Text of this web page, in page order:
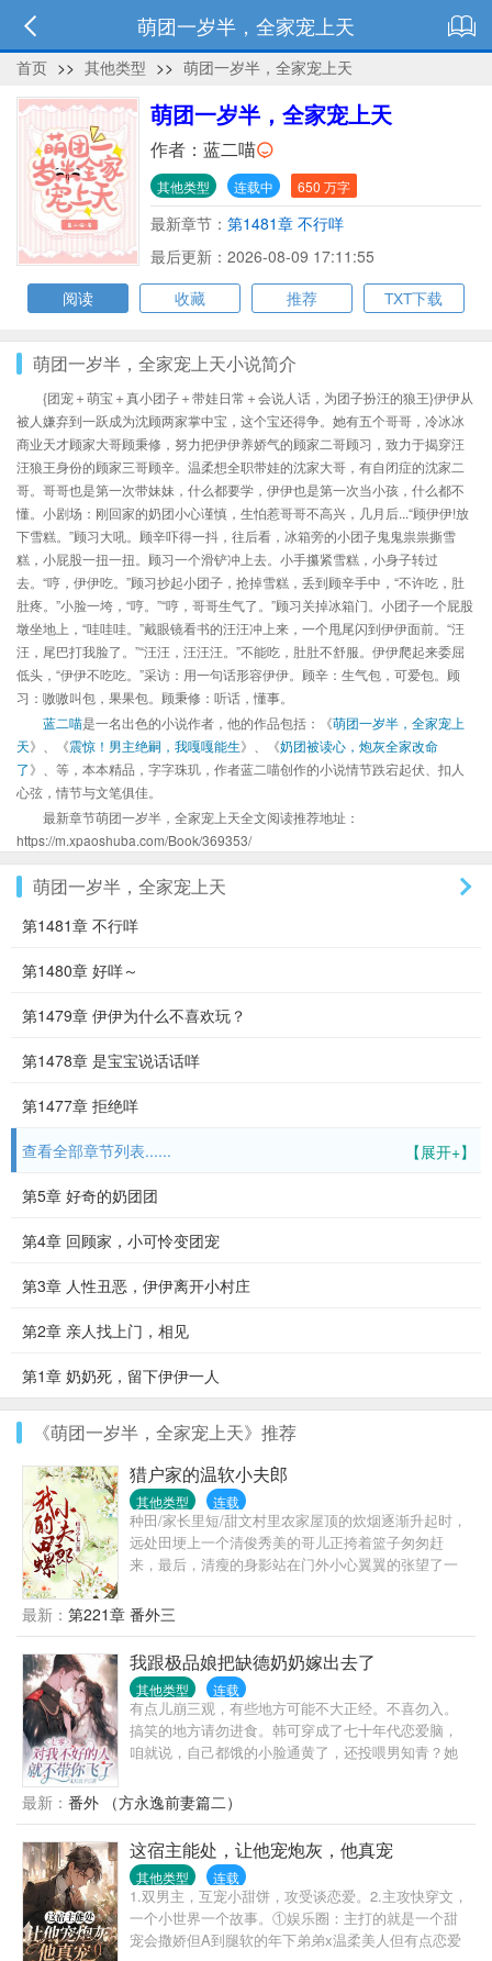
萌团一岁半，全家宠上天
首页 >> 其他类型 >> 萌团一岁半，全家宠上天
萌团一岁半，全家宠上天
作者： 蓝二喵
其他类型 连载中 650 万字
最新章节： 第1481章 不行咩
最后更新：2026-08-09 17:11:55
阅读
收藏 推荐 TXT下载
萌团一岁半，全家宠上天小说简介
{团宠＋萌宝＋真小团子＋带娃日常＋会说人话，为团子扮汪的狼王}伊伊从
被人嫌弃到一跃成为沈顾两家掌中宝，这个宝还得争。她有五个哥哥，冷冰冰
商业天才顾家大哥顾秉修，努力把伊伊养娇气的顾家二哥顾习，致力于揭穿汪
汪狼王身份的顾家三哥顾辛。温柔想全职带娃的沈家大哥，有自闭症的沈家二
哥。哥哥也是第一次带妹妹，什么都要学，伊伊也是第一次当小孩，什么都不
懂。小剧场：刚回家的奶团小心谨慎，生怕惹哥哥不高兴，几月后...“顾伊伊!放
下雪糕。”顾习大吼。顾辛吓得一抖，往后看，冰箱旁的小团子鬼鬼祟祟撕雪
糕，小屁股一扭一扭。顾习一个滑铲冲上去。小手攥紧雪糕，小身子转过
去。“哼，伊伊吃。”顾习抄起小团子，抢掉雪糕，丢到顾辛手中，“不许吃，肚
肚疼。”小脸一垮，“哼。”“哼，哥哥生气了。”顾习关掉冰箱门。小团子一个屁股
墩坐地上，“哇哇哇。”戴眼镜看书的汪汪冲上来，一个甩尾闪到伊伊面前。“汪
汪，尾巴打我脸了。”“汪汪，汪汪汪。”不能吃，肚肚不舒服。伊伊爬起来委屈
低头，“伊伊不吃吃。”采访：用一句话形容伊伊。顾辛：生气包，可爱包。顾
习：嗷嗷叫包，果果包。顾秉修：听话，懂事。
蓝二喵是一名出色的小说作者，他的作品包括：《萌团一岁半，全家宠上
天》、《震惊！男主绝嗣，我嘎嘎能生》、《奶团被读心，炮灰全家改命
了》、等，本本精品，字字珠玑，作者蓝二喵创作的小说情节跌宕起伏、扣人
心弦，情节与文笔俱佳。
最新章节萌团一岁半，全家宠上天全文阅读推荐地址：
https://m.xpaoshuba.com/Book/369353/
萌团一岁半，全家宠上天
第1481章 不行咩
第1480章 好咩～
第1479章 伊伊为什么不喜欢玩？
第1478章 是宝宝说话话咩
第1477章 拒绝咩
【展开+】
查看全部章节列表......
第5章 好奇的奶团团
第4章 回顾家，小可怜变团宠
第3章 人性丑恶，伊伊离开小村庄
第2章 亲人找上门，相见
第1章 奶奶死，留下伊伊一人
《萌团一岁半，全家宠上天》推荐
猎户家的温软小夫郎
其他类型 连载
种田/家长里短/甜文村里农家屋顶的炊烟逐渐升起时，
远处田埂上一个清俊秀美的哥儿正挎着篮子匆匆赶
来，最后，清瘦的身影站在门外小心翼翼的张望了一
饥肠辘辘的顾庭风准备去隔壁吴大叔家借两个红薯回
来烤着吃，不成想推开门就看见一个竹篮子放在家门
口，揭开一看，一碗晶莹透亮的红烧肉片，以及翠绿
可口的红苕尖。一连好几天家门口莫名多了个装着食
物的篮子，顾庭风心里暗忖道：莫非这世上真的有田
螺夫郎……
最新： 第221章 番外三
我跟极品娘把缺德奶奶嫁出去了
其他类型 连载
有点儿崩三观，有些地方可能不大正经。不喜勿入。
搞笑的地方请勿进食。韩可穿成了七十年代恋爱脑，
咱就说，自己都饿的小脸通黄了，还投喂男知青？她
快那就都别痛快。男知青拦住求在一起，韩可情急之
下手一抖，一杯灵泉水洒在了男知青裤裆上……那后
果……女知青陷害，那就收走他们衣服，让他们‘光’明
正大在一起。二叔阴险，原来工作是自家亲爹的啊！
那得赶快拿回来让他回家种地。奶奶作妖，那就把她
嫁出去，反正已经嫁两回了不差第三回。韩可和亲妈
阴险一笑。杨树沟的社员们发现，家家都吃不饱，为
啥老韩家越过越好？韩可：那个兵哥，我不想英年早
最新： 番外 （方永逸前妻篇二）
这宿主能处，让他宠炮灰，他真宠
其他类型 连载
1.双男主，互宠小甜饼，攻受谈恋爱。2.主攻快穿文，
一个小世界一个故事。①娱乐圈：主打的就是一个甜
宠会撒娇但A到腿软的年下弟弟x温柔美人但有点恋爱